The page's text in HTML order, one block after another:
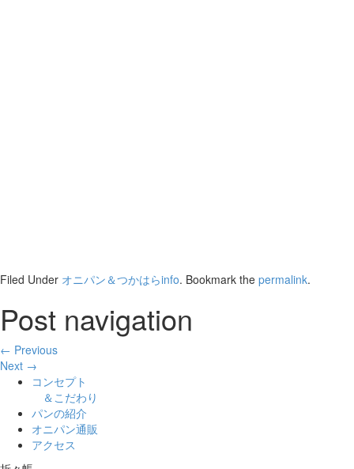
Filed Under オニパン＆つかはらinfo. Bookmark the permalink.
Post navigation
← Previous
Next →
コンセプト
＆こだわり
パンの紹介
オニパン通販
アクセス